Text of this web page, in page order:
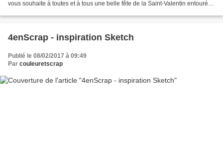
vous souhaite à toutes et à tous une belle fête de la Saint-Valentin entouré
4enScrap - inspiration Sketch
Publié le 08/02/2017 à 09:49
Par couleuretscrap